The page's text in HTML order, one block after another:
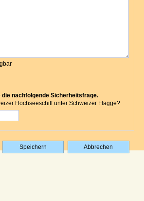
die nachfolgende Sicherheitsfrage.
Hochseeschiff unter Schweizer Flagge?